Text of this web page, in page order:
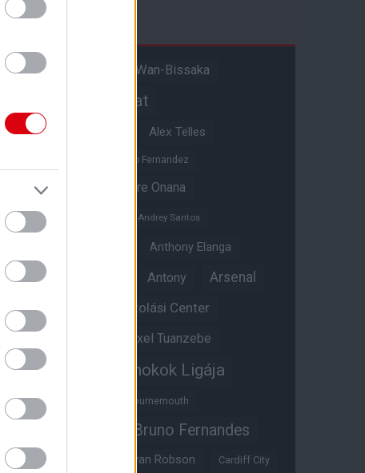
Címkék
A hangadó Aaron Wan-Bissaka
Akadémiai csapat
Alejandro Garnacho Alex Telles
Alvaro Fernandez
Amad Diallo
Andre Onana
Andreas Pereira
Andrey Santos
Anthony Elanga
Anthony Martial Antony Arsenal
Aston Villa Átigazolási Center
Átigazolások Axel Tuanzebe
Ayden Heaven Bajnokok Ligája
Benjamin Sesko Bournemouth
Bruno Fernandes
Bryan Mbeumo Bryan Robson Cardiff City